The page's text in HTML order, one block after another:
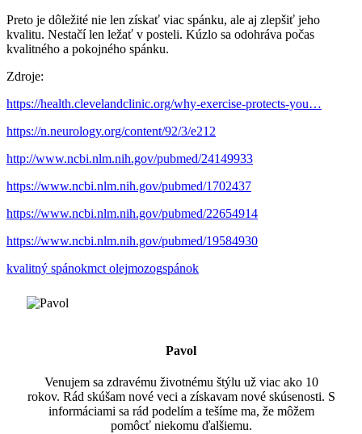
Preto je dôležité nie len získať viac spánku, ale aj zlepšiť jeho
kvalitu. Nestačí len ležať v posteli. Kúzlo sa odohráva počas
kvalitného a pokojného spánku.
Zdroje:
https://health.clevelandclinic.org/why-exercise-protects-you…
https://n.neurology.org/content/92/3/e212
http://www.ncbi.nlm.nih.gov/pubmed/24149933
https://www.ncbi.nlm.nih.gov/pubmed/1702437
https://www.ncbi.nlm.nih.gov/pubmed/22654914
https://www.ncbi.nlm.nih.gov/pubmed/19584930
kvalitný spánokmct olejmozogspánok
Pavol
Venujem sa zdravému životnému štýlu už viac ako 10
rokov. Rád skúšam nové veci a získavam nové skúsenosti. S
informáciami sa rád podelím a tešíme ma, že môžem
pomôcť niekomu ďalšiemu.